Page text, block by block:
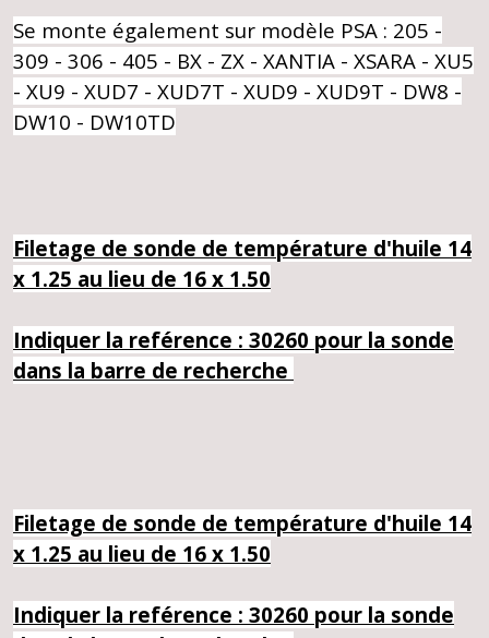
Se monte également sur modèle PSA : 205 -
309 - 306 - 405 - BX - ZX - XANTIA - XSARA - XU5
- XU9 - XUD7 - XUD7T - XUD9 - XUD9T - DW8 -
DW10 - DW10TD
Filetage de sonde de température d'huile 14
x 1.25 au lieu de 16 x 1.50
Indiquer la reférence : 30260 pour la sonde
dans la barre de recherche
Filetage de sonde de température d'huile 14
x 1.25 au lieu de 16 x 1.50
Indiquer la reférence : 30260 pour la sonde